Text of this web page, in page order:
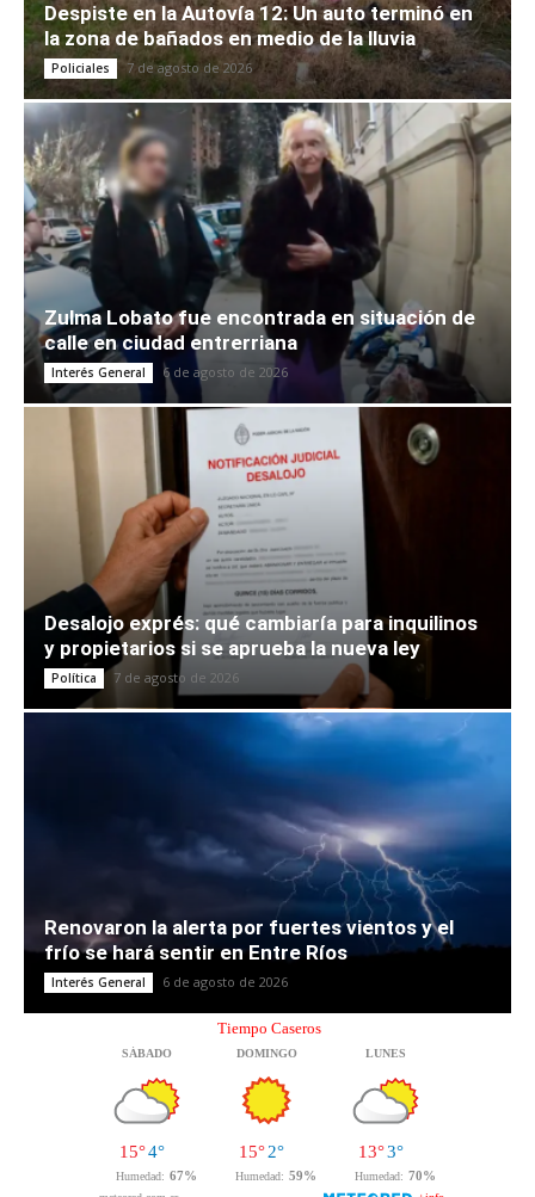
Despiste en la Autovía 12: Un auto terminó en
la zona de bañados en medio de la lluvia
Policiales 7 de agosto de 2026
Zulma Lobato fue encontrada en situación de
calle en ciudad entrerriana
Interés General 6 de agosto de 2026
Desalojo exprés: qué cambiaría para inquilinos
y propietarios si se aprueba la nueva ley
Política 7 de agosto de 2026
Renovaron la alerta por fuertes vientos y el
frío se hará sentir en Entre Ríos
Interés General 6 de agosto de 2026